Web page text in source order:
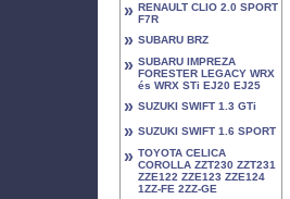
» RENAULT CLIO 2.0 SPORT
F7R
» SUBARU BRZ
» SUBARU IMPREZA
FORESTER LEGACY WRX
és WRX STi EJ20 EJ25
» SUZUKI SWIFT 1.3 GTi
» SUZUKI SWIFT 1.6 SPORT
» TOYOTA CELICA
COROLLA ZZT230 ZZT231
ZZE122 ZZE123 ZZE124
1ZZ-FE 2ZZ-GE